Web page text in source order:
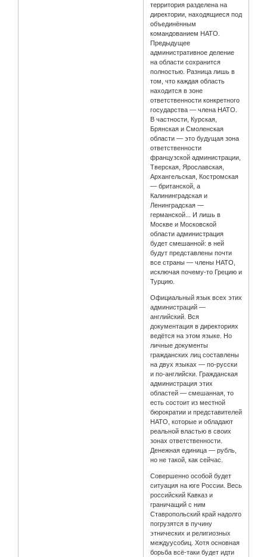
территория разделена на
директории, находящиеся под
объединённым
командованием НАТО.
Предыдущее
административное деление
на области сохранится
полностью. Разница лишь в
том, что каждая область
находится в зоне
ответственности конкретного
государства — члена НАТО.
В частности, Курская,
Брянская и Смоленская
области — это будущая зона
ответственности
французской администрации,
Тверская, Ярославская,
Архангельская, Костромская
— британской, а
Калининградская и
Ленинградская —
германской... И лишь в
Москве и Московской
области администрация
будет смешанной: в ней
будут представлены почти
все страны — члены НАТО,
исключая почему-то Грецию и
Турцию.
Официальный язык всех этих
администраций —
английский. Вся
документация в директориях
ведётся на этом языке. Но
личные документы
гражданских лиц составлены
на двух языках — по-русски
и по-английски. Гражданская
администрация этих
областей — смешанная, то
есть состоит из местной
бюрократии и представителей
НАТО, которые и обладают
реальной властью в своих
зонах ответственности.
Денежная единица — рубль,
но не такой, как сейчас.
Совершенно особой будет
ситуация на юге России. Весь
российский Кавказ и
граничащий с ним
Ставропольский край надолго
погрузятся в пучину
этнических и религиозных
междуусобиц. Хотя основная
борьба всё-таки будет идти